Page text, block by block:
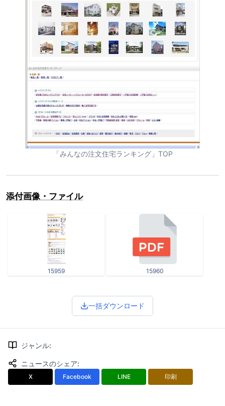
「みんなの注文住宅ランキング」TOP
添付画像・ファイル
15959 15960
一括ダウンロード
ジャンル:
ニュースのシェア:
X Facebook LINE 印刷